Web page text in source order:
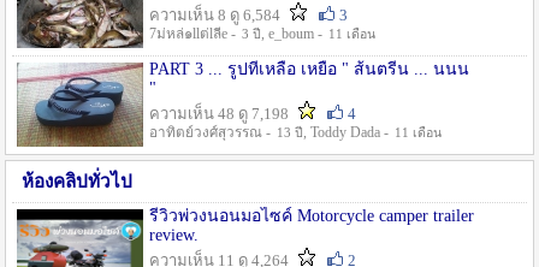
ความเห็น 8 ดู 6,584
3
7ม่หล่๑llต่lลีe - 3 ปี , e_boum - 11 เดือน
PART 3 ... รูปที่เหลือ เหยื่อ " ส้นตรีน ... นนน
"
ความเห็น 48 ดู 7,198
4
อาทิตย์วงศ์สุวรรณ - 13 ปี , Toddy Dada - 11 เดือน
ห้องคลิปทั่วไป
รีวิวพ่วงนอนมอไซค์ Motorcycle camper trailer
review.
ความเห็น 11 ดู 4,264
2